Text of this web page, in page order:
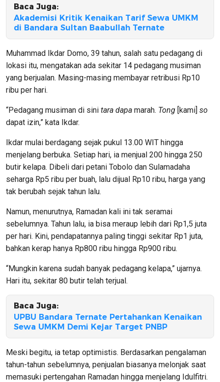
Baca Juga:
Akademisi Kritik Kenaikan Tarif Sewa UMKM
di Bandara Sultan Baabullah Ternate
Muhammad Ikdar Domo, 39 tahun, salah satu pedagang di
lokasi itu, mengatakan ada sekitar 14 pedagang musiman
yang berjualan. Masing-masing membayar retribusi Rp10
ribu per hari.
“Pedagang musiman di sini tara dapa marah. Tong [kami] so
dapat izin,” kata Ikdar.
Ikdar mulai berdagang sejak pukul 13.00 WIT hingga
menjelang berbuka. Setiap hari, ia menjual 200 hingga 250
butir kelapa. Dibeli dari petani Tobolo dan Sulamadaha
seharga Rp5 ribu per buah, lalu dijual Rp10 ribu, harga yang
tak berubah sejak tahun lalu.
Namun, menurutnya, Ramadan kali ini tak seramai
sebelumnya. Tahun lalu, ia bisa meraup lebih dari Rp1,5 juta
per hari. Kini, pendapatannya paling tinggi sekitar Rp1 juta,
bahkan kerap hanya Rp800 ribu hingga Rp900 ribu.
“Mungkin karena sudah banyak pedagang kelapa,” ujarnya.
Hari itu, sekitar 80 butir telah terjual.
Baca Juga:
UPBU Bandara Ternate Pertahankan Kenaikan
Sewa UMKM Demi Kejar Target PNBP
Meski begitu, ia tetap optimistis. Berdasarkan pengalaman
tahun-tahun sebelumnya, penjualan biasanya melonjak saat
memasuki pertengahan Ramadan hingga menjelang Idulfitri.